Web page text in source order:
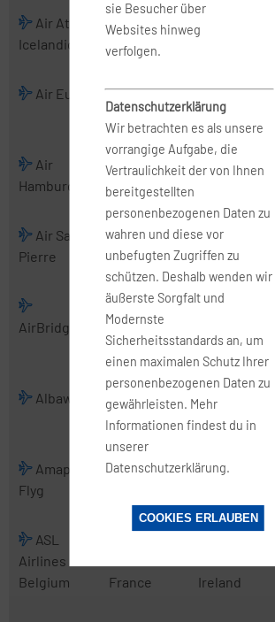
Air Atlanta
Icelandic
Air Baltic
Air Europa
Air Europa
Express
Air France
Air
Hamburg
Air Malta
Air
Air Saint-
Pierre
Air Serbia Air Urga
AirBridgeCargo
Airbus
Transport
International
AirExplore
Albawings Alidaunia Alitalia
Amapola
Flyg
Anadolujet
Angara
ASL
Airlines
Belgium
France
Ireland
sie Besucher über
Websites hinweg
verfolgen.
Datenschutzerklärung
Wir betrachten es als unsere
vorrangige Aufgabe, die
Vertraulichkeit der von Ihnen
bereitgestellten
personenbezogenen Daten zu
wahren und diese vor
unbefugten Zugriffen zu
schützen. Deshalb wenden wir
äußerste Sorgfalt und
Modernste
Sicherheitsstandards an, um
einen maximalen Schutz Ihrer
personenbezogenen Daten zu
gewährleisten. Mehr
Informationen findest du in
unserer
Datenschutzerklärung.
COOKIES ERLAUBEN